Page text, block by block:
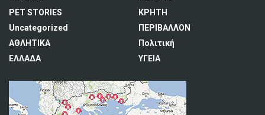
PET STORIES
Uncategorized
ΑΘΛΗΤΙΚΑ
ΕΛΛΑΔΑ
ΚΡΗΤΗ
ΠΕΡΙΒΑΛΛΟΝ
Πολιτική
ΥΓΕΙΑ